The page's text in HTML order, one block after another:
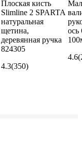
Плоская кисть
Slimline 2 SPARTA
натуральная
щетина,
деревянная ручка
824305
4.3(350)
4.6